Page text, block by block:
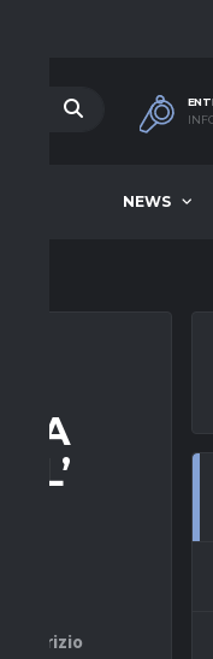
NEWS
L’
Maurizio